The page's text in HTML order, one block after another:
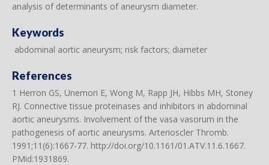
analysis of determinants of aneurysm diameter.
Keywords
abdominal aortic aneurysm; risk factors; diameter
References
1 Herron GS, Unemori E, Wong M, Rapp JH, Hibbs MH, Stoney
RJ. Connective tissue proteinases and inhibitors in abdominal
aortic aneurysms. Involvement of the vasa vasorum in the
pathogenesis of aortic aneurysms. Arterioscler Thromb.
1991;11(6):1667-77. http://doi.org/10.1161/01.ATV.11.6.1667.
PMid:1931869.